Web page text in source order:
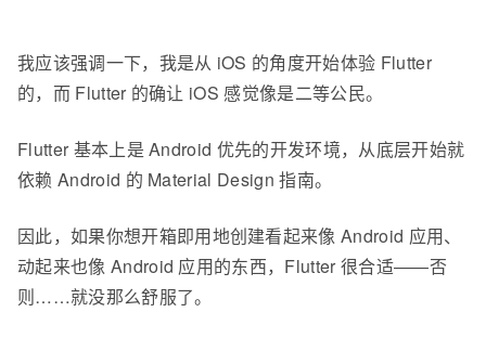
我应该强调一下，我是从 iOS 的角度开始体验 Flutter
的，而 Flutter 的确让 iOS 感觉像是二等公民。
Flutter 基本上是 Android 优先的开发环境，从底层开始就
依赖 Android 的 Material Design 指南。
因此，如果你想开箱即用地创建看起来像 Android 应用、
动起来也像 Android 应用的东西，Flutter 很合适——否
则……就没那么舒服了。